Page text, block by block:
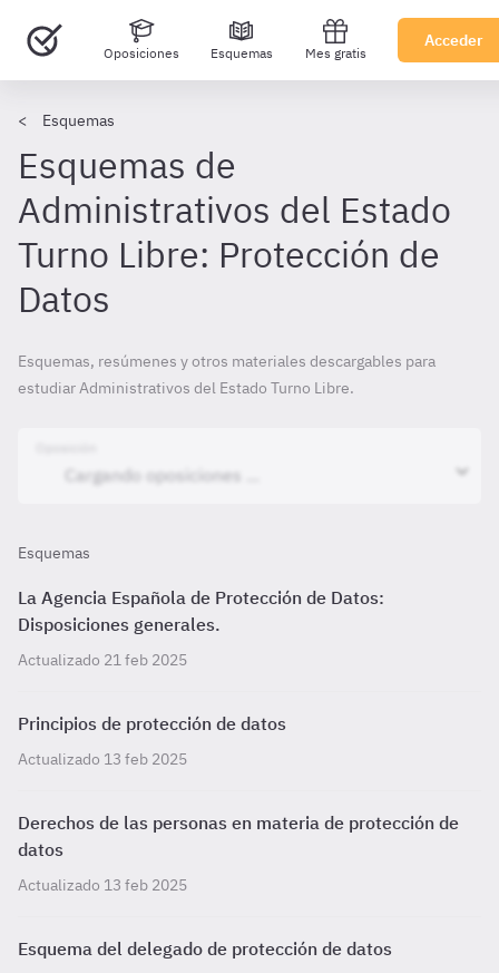
Oposiciones Esquemas Mes gratis
Acceder
Esquemas
Esquemas de
Administrativos del Estado
Turno Libre: Protección de
Datos
Esquemas, resúmenes y otros materiales descargables para
estudiar Administrativos del Estado Turno Libre.
Esquemas
La Agencia Española de Protección de Datos:
Disposiciones generales.
Actualizado 21 feb 2025
Principios de protección de datos
Actualizado 13 feb 2025
Derechos de las personas en materia de protección de
datos
Actualizado 13 feb 2025
Esquema del delegado de protección de datos